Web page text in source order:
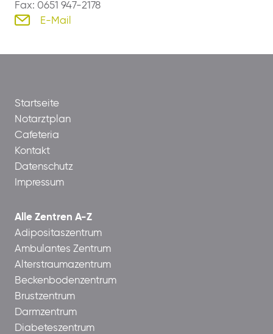
Fax: 0651 947-2178
E-Mail
Startseite
Notarztplan
Cafeteria
Kontakt
Datenschutz
Impressum
Alle Zentren A-Z
Adipositaszentrum
Ambulantes Zentrum
Alterstraumazentrum
Beckenbodenzentrum
Brustzentrum
Darmzentrum
Diabeteszentrum